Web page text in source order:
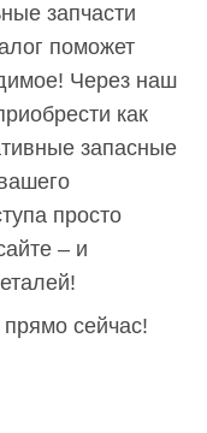
запчасти
поможет
Через наш
как
запасные
просто
– и
сейчас!